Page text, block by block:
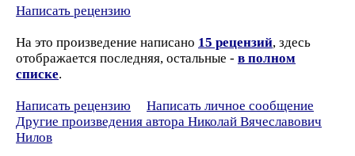
Написать рецензию
На это произведение написано 15 рецензий, здесь
отображается последняя, остальные - в полном
списке.
Написать рецензию
Написать личное сообщение
Другие произведения автора Николай Вячеславович
Нилов